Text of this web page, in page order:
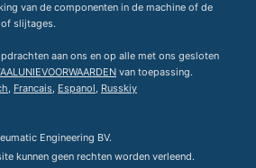
van de componenten in de machine of de
slijtages.
aan ons en op alle met ons gesloten
van toepassing.
, Francais, Espanol, Russkiy
Engineering BV.
kunnen geen rechten worden verleend.